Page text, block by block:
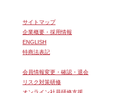
サイトマップ
企業概要・採用情報
ENGLISH
特商法表記
会員情報変更・確認・退会
リスク対策研修